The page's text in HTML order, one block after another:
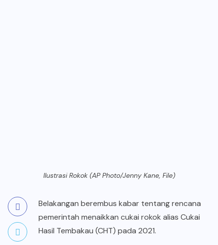
Ilustrasi Rokok (AP Photo/Jenny Kane, File)
Belakangan berembus kabar tentang rencana
pemerintah menaikkan cukai rokok alias Cukai
Hasil Tembakau (CHT) pada 2021.